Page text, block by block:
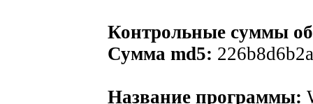
Контрольные суммы
Сумма md5:
Название программы: